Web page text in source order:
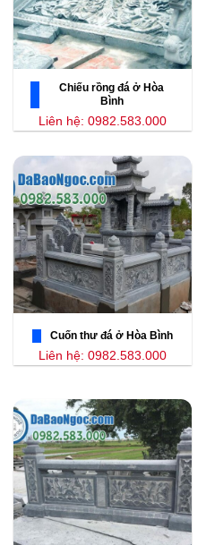
Chiếu rồng đá ở Hòa
Bình
Liên hệ: 0982.583.000
Cuốn thư đá ở Hòa Bình
Liên hệ: 0982.583.000